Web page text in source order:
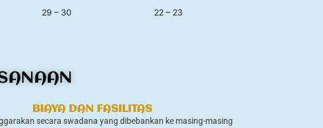
29 – 30 22 – 23
BIAYA DAN FASILITAS
secara swadana yang dibebankan ke masing-masing